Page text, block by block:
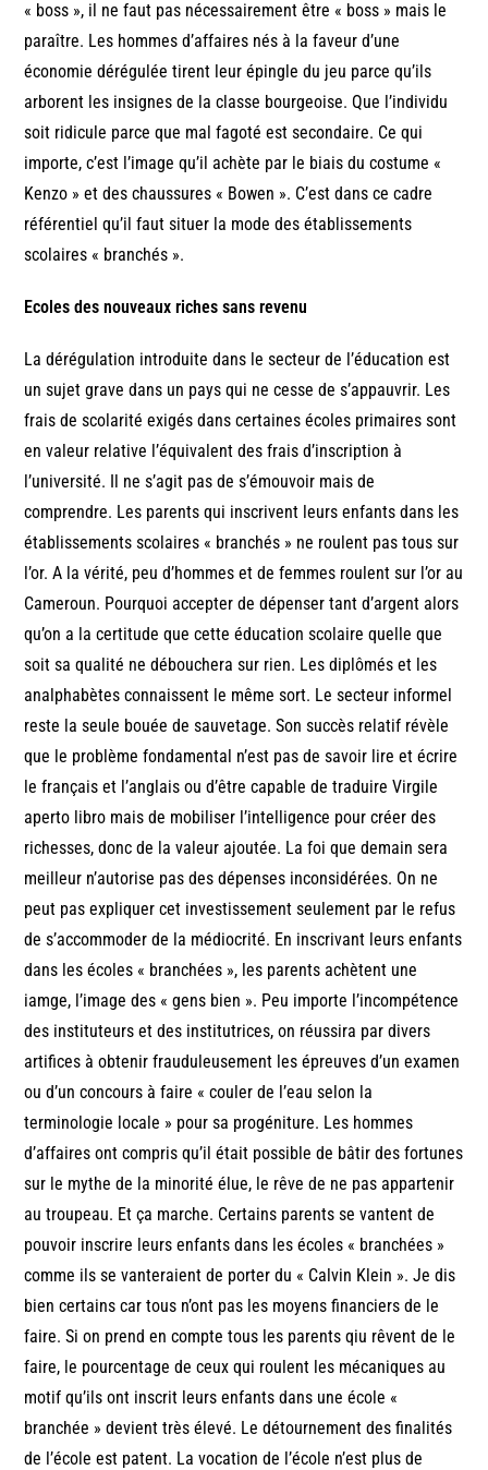
« boss », il ne faut pas nécessairement être « boss » mais le
paraître. Les hommes d’affaires nés à la faveur d’une
économie dérégulée tirent leur épingle du jeu parce qu’ils
arborent les insignes de la classe bourgeoise. Que l’individu
soit ridicule parce que mal fagoté est secondaire. Ce qui
importe, c’est l’image qu’il achète par le biais du costume «
Kenzo » et des chaussures « Bowen ». C’est dans ce cadre
référentiel qu’il faut situer la mode des établissements
scolaires « branchés ».
Ecoles des nouveaux riches sans revenu
La dérégulation introduite dans le secteur de l’éducation est
un sujet grave dans un pays qui ne cesse de s’appauvrir. Les
frais de scolarité exigés dans certaines écoles primaires sont
en valeur relative l’équivalent des frais d’inscription à
l’université. Il ne s’agit pas de s’émouvoir mais de
comprendre. Les parents qui inscrivent leurs enfants dans les
établissements scolaires « branchés » ne roulent pas tous sur
l’or. A la vérité, peu d’hommes et de femmes roulent sur l’or au
Cameroun. Pourquoi accepter de dépenser tant d’argent alors
qu’on a la certitude que cette éducation scolaire quelle que
soit sa qualité ne débouchera sur rien. Les diplômés et les
analphabètes connaissent le même sort. Le secteur informel
reste la seule bouée de sauvetage. Son succès relatif révèle
que le problème fondamental n’est pas de savoir lire et écrire
le français et l’anglais ou d’être capable de traduire Virgile
aperto libro mais de mobiliser l’intelligence pour créer des
richesses, donc de la valeur ajoutée. La foi que demain sera
meilleur n’autorise pas des dépenses inconsidérées. On ne
peut pas expliquer cet investissement seulement par le refus
de s’accommoder de la médiocrité. En inscrivant leurs enfants
dans les écoles « branchées », les parents achètent une
iamge, l’image des « gens bien ». Peu importe l’incompétence
des instituteurs et des institutrices, on réussira par divers
artifices à obtenir frauduleusement les épreuves d’un examen
ou d’un concours à faire « couler de l’eau selon la
terminologie locale » pour sa progéniture. Les hommes
d’affaires ont compris qu’il était possible de bâtir des fortunes
sur le mythe de la minorité élue, le rêve de ne pas appartenir
au troupeau. Et ça marche. Certains parents se vantent de
pouvoir inscrire leurs enfants dans les écoles « branchées »
comme ils se vanteraient de porter du « Calvin Klein ». Je dis
bien certains car tous n’ont pas les moyens financiers de le
faire. Si on prend en compte tous les parents qiu rêvent de le
faire, le pourcentage de ceux qui roulent les mécaniques au
motif qu’ils ont inscrit leurs enfants dans une école «
branchée » devient très élevé. Le détournement des finalités
de l’école est patent. La vocation de l’école n’est plus de